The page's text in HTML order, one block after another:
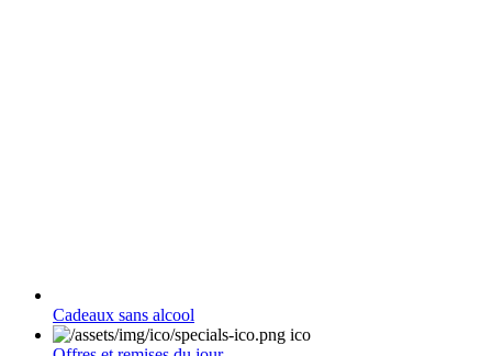
Cadeaux sans alcool